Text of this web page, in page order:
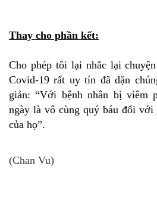
Thay cho phần kết:
Cho phép tôi lại nhắc lại
Covid-19 rất uy tín đã dặn
giản: “Với bệnh nhân bị viêm
ngày là vô cùng quý báu đối với
của họ”.
(Chan Vu)